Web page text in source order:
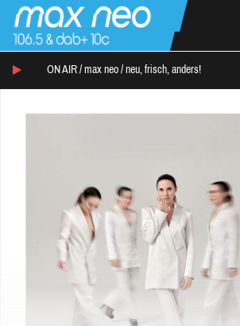
ON AIR / max neo / neu, frisch, anders!